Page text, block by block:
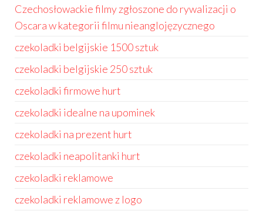
Czechosłowackie filmy zgłoszone do rywalizacji o
Oscara w kategorii filmu nieanglojęzycznego
czekoladki belgijskie 1500 sztuk
czekoladki belgijskie 250 sztuk
czekoladki firmowe hurt
czekoladki idealne na upominek
czekoladki na prezent hurt
czekoladki neapolitanki hurt
czekoladki reklamowe
czekoladki reklamowe z logo